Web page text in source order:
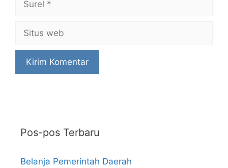
Situs
web
Pos-pos Terbaru
Belanja Pemerintah Daerah